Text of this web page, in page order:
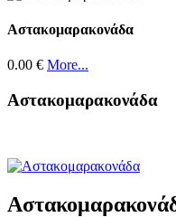
Αστακομαρακονάδα
0.00 € More...
Αστακομαρακονάδα